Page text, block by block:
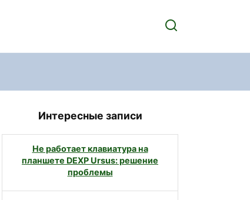
Интересные записи
Не работает клавиатура на
планшете DEXP Ursus: решение
проблемы